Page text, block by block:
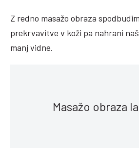
Z redno masažo obraza
prekrvavitve v koži pa nahrani
manj vidne.
Masažo obraza